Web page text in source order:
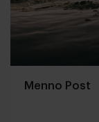
Menno Post